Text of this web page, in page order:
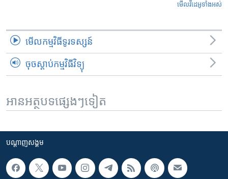
មើល​វីដេអូ​ទាំង​អស់
មើល​កម្មវិធី​ទូរទស្សន៍
ចុចស្តាប់កម្មវិធីវិទ្យុ
អានអត្ថបទផ្សេងៗទៀត
បណ្តាញ​សង្គម